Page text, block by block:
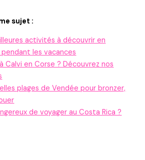
sujet :
activités à découvrir en
les vacances
Calvi en Corse ? Découvrez nos
plages de Vendée pour bronzer,
de voyager au Costa Rica ?